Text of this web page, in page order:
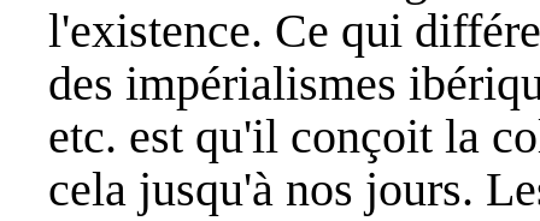
l'existence. Ce qui
des impérialismes
etc. est qu'il conçoit la
cela jusqu'à nos jours.